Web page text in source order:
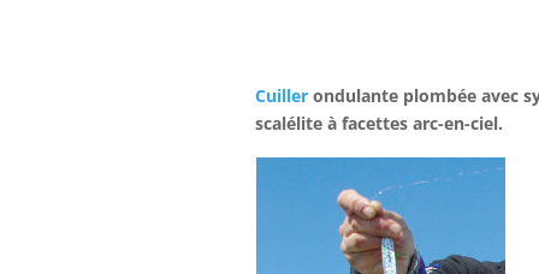
Cuillerondulante plombée avec
scalélite à facettes arc-en-ciel.